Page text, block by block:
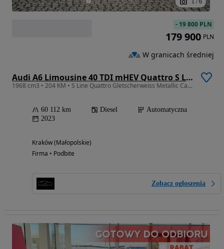
Audi A6 Limousine 40 TDI mHEV Quattro S Line S tronic
1968 cm3 • 204 KM • S Line Quattro Gletscherweiss Metallic CarPlay Gwarancja FV
60 112 km Diesel
Automatyczna
2023
Kraków (Małopolskie)
Firma • Podbite
Zobacz ogłoszenia
- 19 800 PLN
179 900 PLN
W granicach średniej